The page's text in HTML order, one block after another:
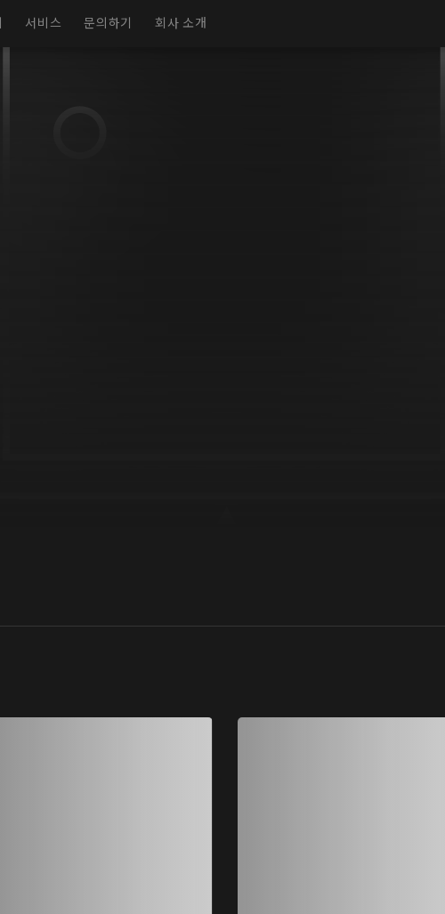
서비스 문의하기 회사 소개